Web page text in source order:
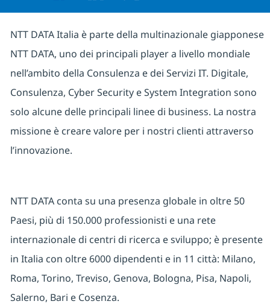
NTT DATA Italia è parte della multinazionale giapponese
NTT DATA, uno dei principali player a livello mondiale
nell’ambito della Consulenza e dei Servizi IT. Digitale,
Consulenza, Cyber Security e System Integration sono
solo alcune delle principali linee di business. La nostra
missione è creare valore per i nostri clienti attraverso
l’innovazione.
NTT DATA conta su una presenza globale in oltre 50
Paesi, più di 150.000 professionisti e una rete
internazionale di centri di ricerca e sviluppo; è presente
in Italia con oltre 6000 dipendenti e in 11 città: Milano,
Roma, Torino, Treviso, Genova, Bologna, Pisa, Napoli,
Salerno, Bari e Cosenza.